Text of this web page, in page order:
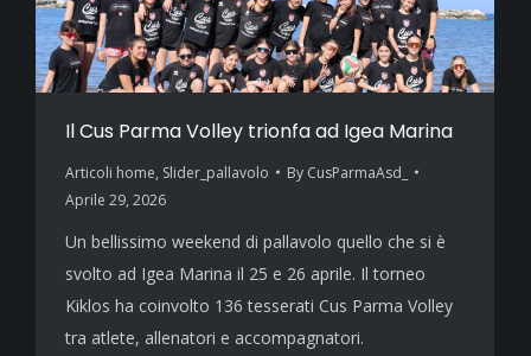
Il Cus Parma Volley trionfa ad Igea Marina
Articoli home, Slider_pallavolo By CusParmaAsd_
Aprile 29, 2026
Un bellissimo weekend di pallavolo quello che si è
svolto ad Igea Marina il 25 e 26 aprile. Il torneo
Kiklos ha coinvolto 136 tesserati Cus Parma Volley
tra atlete, allenatori e accompagnatori.